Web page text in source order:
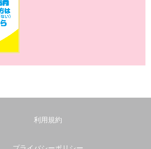
利用規約